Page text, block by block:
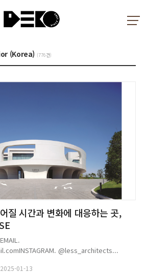
(Korea) (776건)
질 시간과 변화에 대응하는 곳,
@less_architects...
2025-01-13